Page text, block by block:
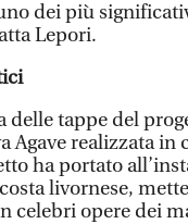
dei più
Lepori.
delle tappe del
Agave realizzata in
ha portato
livornese,
celebri opere dei